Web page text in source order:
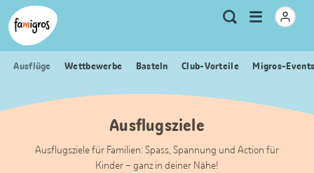
Sprungmarken
Navigation
Header
Logo
Meta
Navigation
Suche
Menu
öffnen
Ausflüge Wettbewerbe Basteln Club-Vorteile Migros-
Ausflugsziele
Ausflugsziele für Familien: Spass, Spannung und Action für
Kinder – ganz in deiner Nähe!